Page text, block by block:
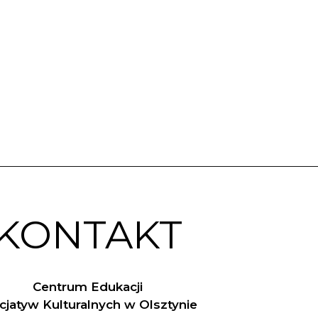
Centrum Edukacji
Kulturalnych w Olsztynie